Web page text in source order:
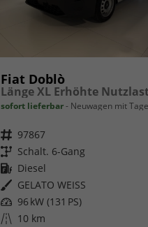
Fiat Doblò
sofort lieferbar Neuwagen mit
Fahrzeugnr. 97867
Getriebe Schalt. 6-Gang
Kraftstoff Diesel
Außenfarbe GELATO WEISS
Leistung 96 kW (131 PS)
Kilometerstand 10 km